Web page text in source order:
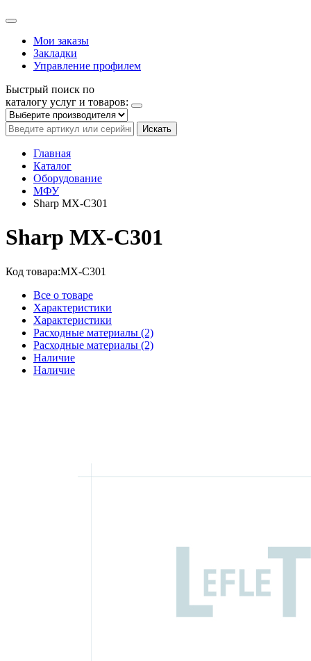
Мои заказы
Закладки
Управление профилем
Быстрый поиск по
каталогу услуг и товаров:
Искать
Главная
Каталог
Оборудование
МФУ
Sharp MX-C301
Sharp MX-C301
Код товара:MX-C301
Все о товаре
Характеристики
Характеристики
Расходные материалы (2)
Расходные материалы (2)
Наличие
Наличие